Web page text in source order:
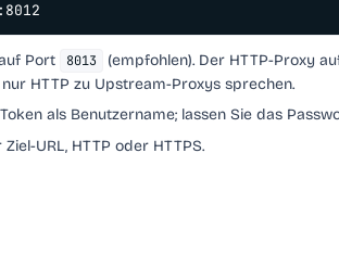
Port 8013 (empfohlen). Der HTTP-Proxy
HTTP zu Upstream-Proxys sprechen.
als Benutzername; lassen Sie das
URL, HTTP oder HTTPS.